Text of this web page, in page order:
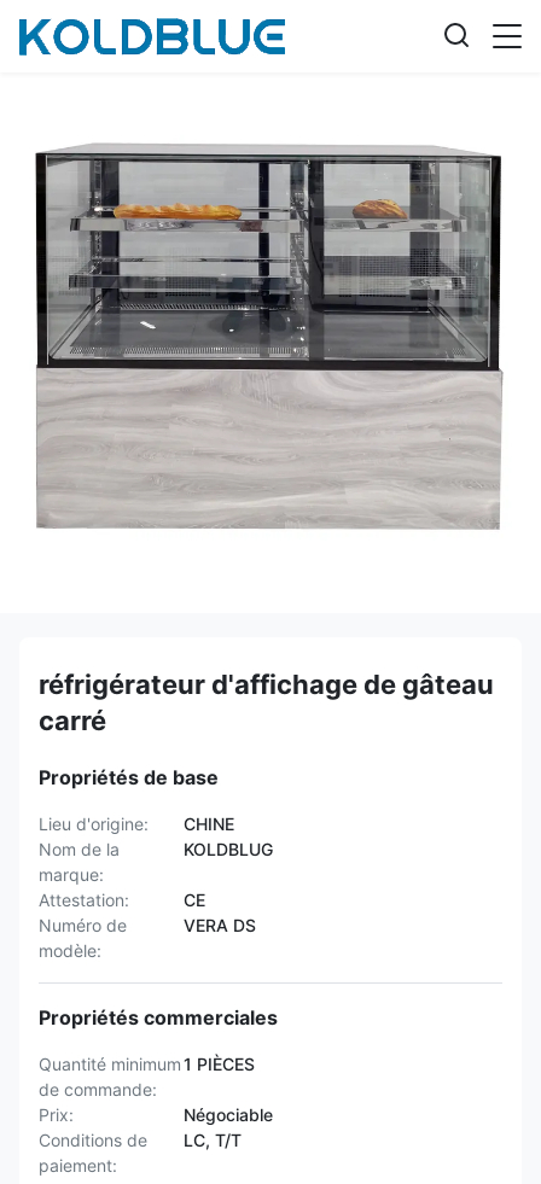
réfrigérateur d'affichage de gâteau
carré
Propriétés de base
Lieu d'origine:
CHINE
Nom de la
marque:
KOLDBLUG
Attestation:
CE
Numéro de
modèle:
VERA DS
Propriétés commerciales
Quantité minimum
de commande:
1 PIÈCES
Prix:
Négociable
Conditions de
paiement:
LC, T/T